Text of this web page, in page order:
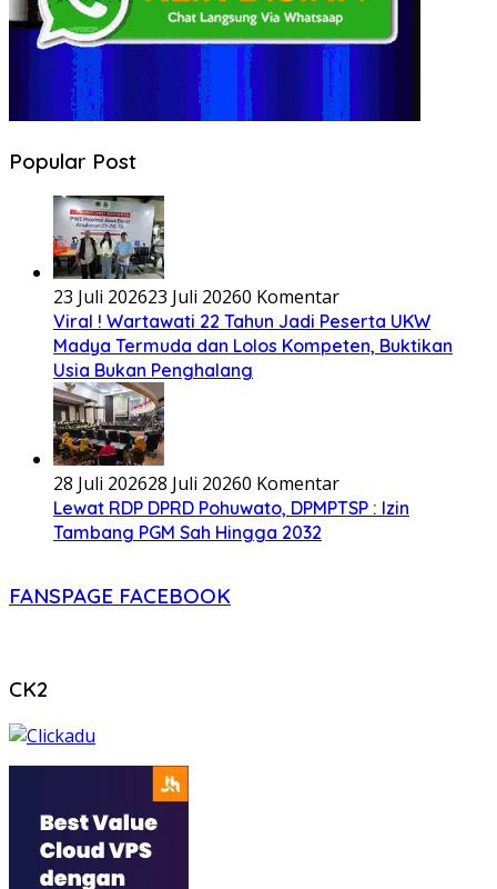
Popular Post
23 Juli 202623 Juli 20260 Komentar
Viral ! Wartawati 22 Tahun Jadi Peserta UKW
Madya Termuda dan Lolos Kompeten, Buktikan
Usia Bukan Penghalang
28 Juli 202628 Juli 20260 Komentar
Lewat RDP DPRD Pohuwato, DPMPTSP : Izin
Tambang PGM Sah Hingga 2032
FANSPAGE FACEBOOK
CK2